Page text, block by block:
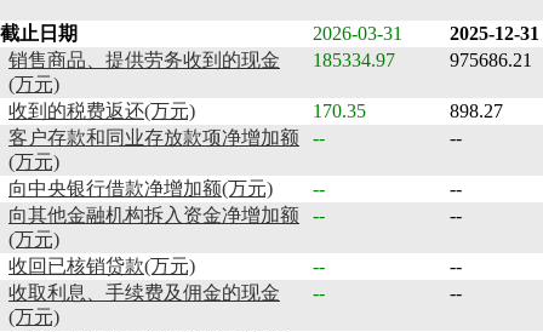
截止日期 2026-03-31
2025-12-31
销售商品、提供劳务收到的现金
(万元)
185334.97 975686.21
收到的税费返还(万元) 170.35
898.27
客户存款和同业存放款项净增加额
(万元)
-- --
向中央银行借款净增加额(万元) --
--
向其他金融机构拆入资金净增加额
(万元)
-- --
收回已核销贷款(万元) --
--
收取利息、手续费及佣金的现金
(万元)
-- --